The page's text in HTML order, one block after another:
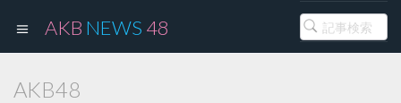
AKB NEWS 48
AKB48